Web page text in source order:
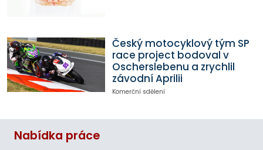
Český motocyklový tým SP
race project bodoval v
Oscherslebenu a zrychlil
závodní Aprilii
Komerční sdělení
Nabídka práce